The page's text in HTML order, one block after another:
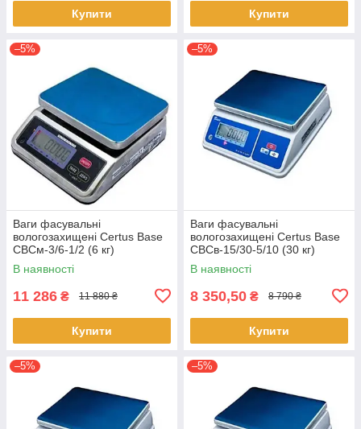
Купити Купити
–5%
Ваги фасувальні
вологозахищені Certus Base
СВСм-3/6-1/2 (6 кг)
В наявності
11 286 ₴ 11 880 ₴
Купити
–5%
Ваги фасувальні
вологозахищені Certus Base
СВСв-15/30-5/10 (30 кг)
В наявності
8 350,50 ₴ 8 790 ₴
Купити
–5% –5%